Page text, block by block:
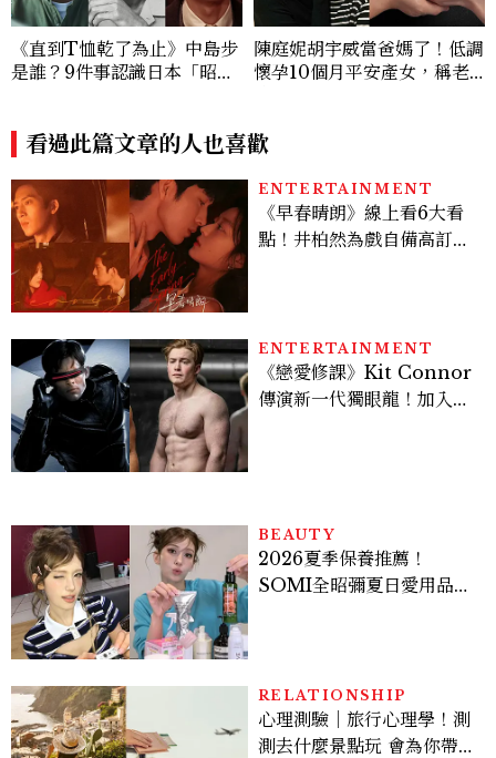
《直到T恤乾了為止》中島步
是誰？9件事認識日本「昭和
陳庭妮胡宇威當爸媽了！低調
懷孕10個月平安產女，稱老
看過此篇文章的人也喜歡
ENTERTAINMENT
《早春晴朗》線上看6大看
點！井柏然為戲自備高訂，
ENTERTAINMENT
《戀愛修課》Kit Connor
傳演新一代獨眼龍！加入新
BEAUTY
2026夏季保養推薦！
SOMI全昭彌夏日愛用品公
RELATIONSHIP
心理測驗｜旅行心理學！測
測去什麼景點玩 會為你帶來